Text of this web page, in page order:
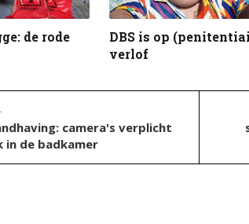
de rode
DBS is op
verlof
camera's verplicht
in de badkamer